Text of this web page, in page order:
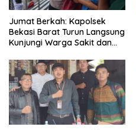
Jumat Berkah: Kapolsek
Bekasi Barat Turun Langsung
Kunjungi Warga Sakit dan